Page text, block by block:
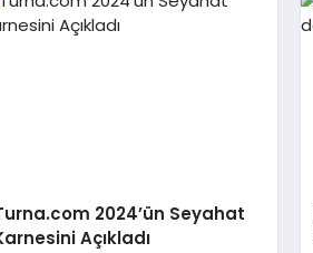
2024’ün Seyahat
Açıkladı